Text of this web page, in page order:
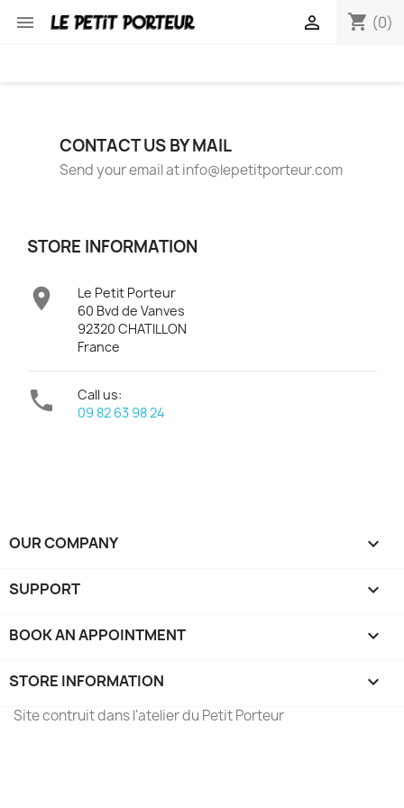
 shopping_cart (0)

CONTACT US BY MAIL
Send your email at info@lepetitporteur.com
STORE INFORMATION

Le Petit Porteur
60 Bvd de Vanves
92320 CHATILLON
France

Call us:
09 82 63 98 24
OUR COMPANY 
SUPPORT 
BOOK AN APPOINTMENT 
STORE INFORMATION keyboard_arrow_down
Site contruit dans l'atelier du Petit Porteur